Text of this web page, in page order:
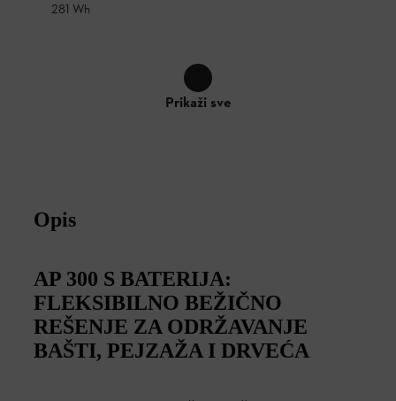
281 Wh
Prikaži sve
Opis
AP 300 S BATERIJA:
FLEKSIBILNO BEŽIČNO
REŠENJE ZA ODRŽAVANJE
BAŠTI, PEJZAŽA I DRVEĆA